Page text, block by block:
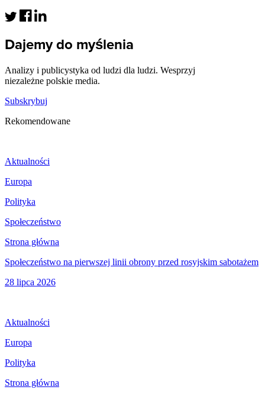
Dajemy do myślenia
Analizy i publicystyka od ludzi dla ludzi. Wesprzyj
niezależne polskie media.
Subskrybuj
Rekomendowane
Aktualności
Europa
Polityka
Społeczeństwo
Strona główna
Społeczeństwo na pierwszej linii obrony przed rosyjskim sabotażem
28 lipca 2026
Aktualności
Europa
Polityka
Strona główna